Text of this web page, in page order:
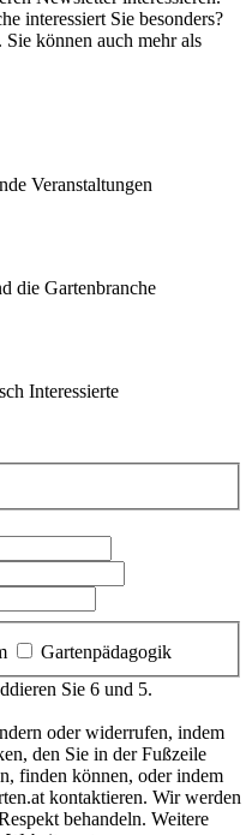
interessiert Sie besonders?
können auch mehr als
Veranstaltungen
die Gartenbranche
Interessierte
Gartenpädagogik
Sie 6 und 5.
oder widerrufen, indem
den Sie in der Fußzeile
finden können, oder indem
kontaktieren. Wir werden
behandeln. Weitere